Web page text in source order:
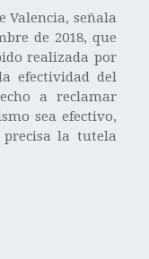
Valencia, señala
de 2018, que
realizada por
efectividad del
a reclamar
sea efectivo,
la tutela